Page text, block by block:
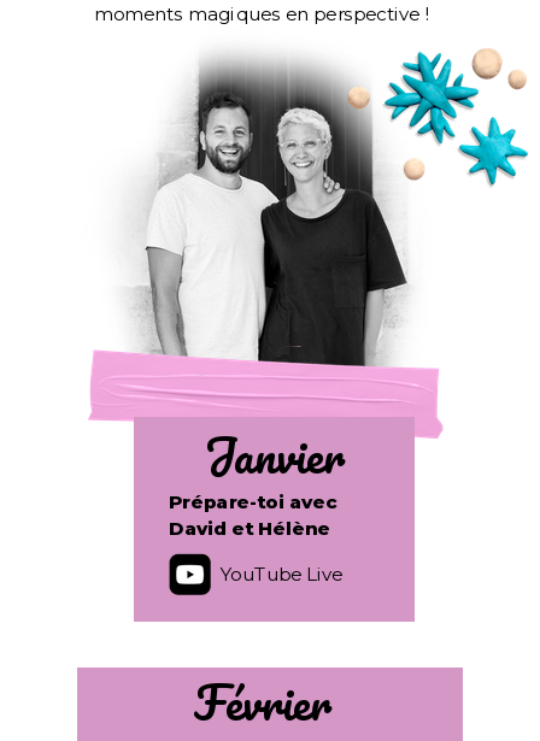
moments magiques en perspective !
Janvier
YouTube Live
Prépare-toi avec
David et Hélène
Février